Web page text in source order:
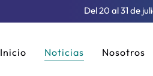
Del 20 al 31 de
Inicio Noticias Nosotros